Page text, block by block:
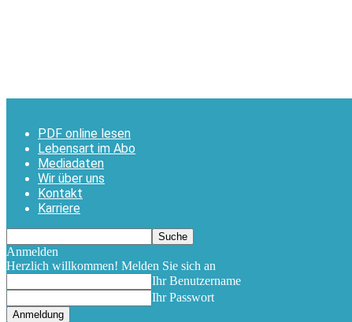
PDF online lesen
Lebensart im Abo
Mediadaten
Wir über uns
Kontakt
Karriere
Anmelden
Herzlich willkommen! Melden Sie sich an
Ihr Benutzername
Ihr Passwort